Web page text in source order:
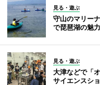
見る・遊ぶ
守山のマリー
で琵琶湖の魅
見る・遊ぶ
大津などで「
サイエンスシ